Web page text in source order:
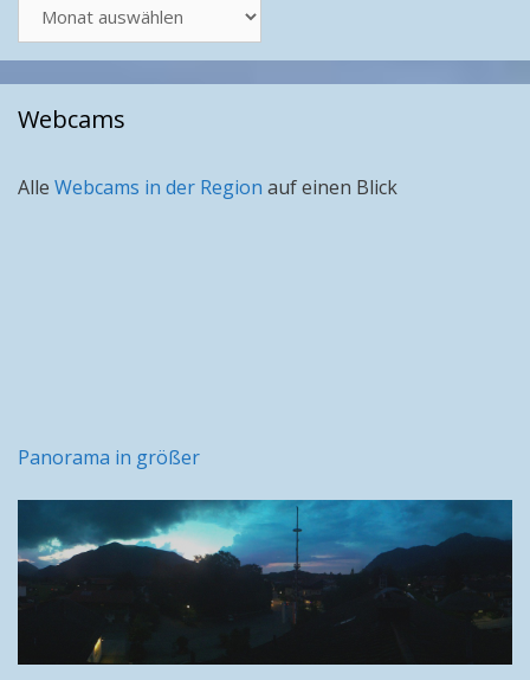
nach
Monat
Webcams
Alle Webcams in der Region auf einen Blick
Panorama in größer